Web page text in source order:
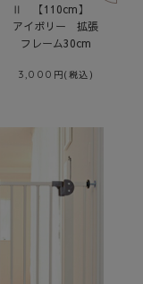
Ⅱ 【110cm】
アイボリー 拡張
フレーム45cm
3,500